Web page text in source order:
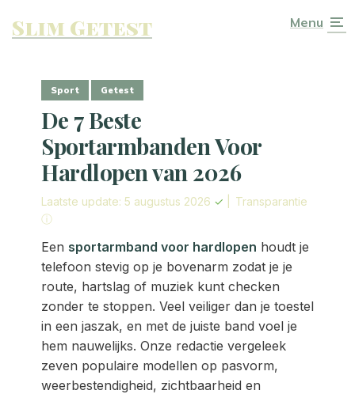
Slim Getest Menu
Sport Getest
De 7 Beste
Sportarmbanden Voor
Hardlopen van 2026
Laatste update: 5 augustus 2026 ✓
Transparantie
ⓘ
Een sportarmband voor hardlopen houdt je
telefoon stevig op je bovenarm zodat je je
route, hartslag of muziek kunt checken
zonder te stoppen. Veel veiliger dan je toestel
in een jaszak, en met de juiste band voel je
hem nauwelijks. Onze redactie vergeleek
zeven populaire modellen op pasvorm,
weerbestendigheid, zichtbaarheid en